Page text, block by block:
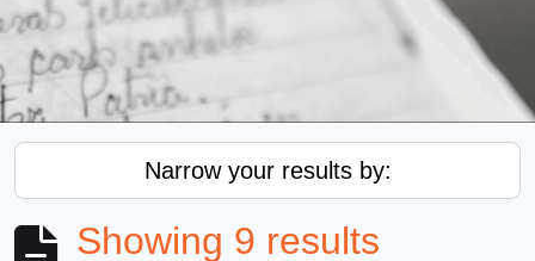
Narrow your results by:
Showing 9 results